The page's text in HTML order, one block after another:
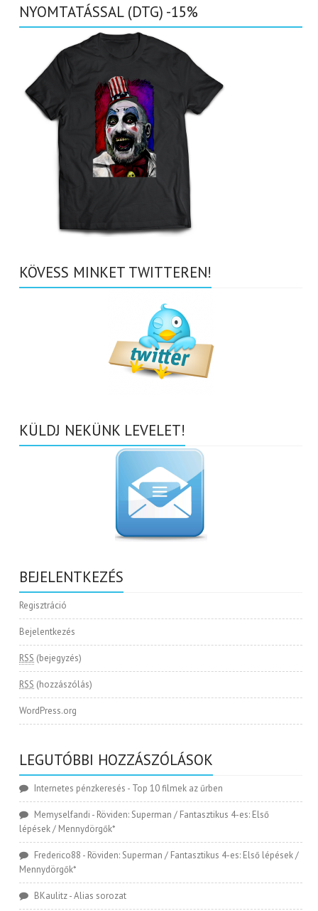
NYOMTATÁSSAL (DTG) -15%
KÖVESS MINKET TWITTEREN!
KÜLDJ NEKÜNK LEVELET!
BEJELENTKEZÉS
Regisztráció
Bejelentkezés
RSS (bejegyzés)
RSS (hozzászólás)
WordPress.org
LEGUTÓBBI HOZZÁSZÓLÁSOK
Internetes pénzkeresés - Top 10 filmek az űrben
Memyselfandi - Röviden: Superman / Fantasztikus 4-es: Első
lépések / Mennydörgők*
Frederico88 - Röviden: Superman / Fantasztikus 4-es: Első lépések /
Mennydörgők*
BKaulitz-Alias sorozat